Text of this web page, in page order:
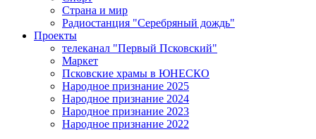
Страна и мир
Радиостанция "Серебряный дождь"
Проекты
телеканал "Первый Псковский"
Маркет
Псковские храмы в ЮНЕСКО
Народное признание 2025
Народное признание 2024
Народное признание 2023
Народное признание 2022